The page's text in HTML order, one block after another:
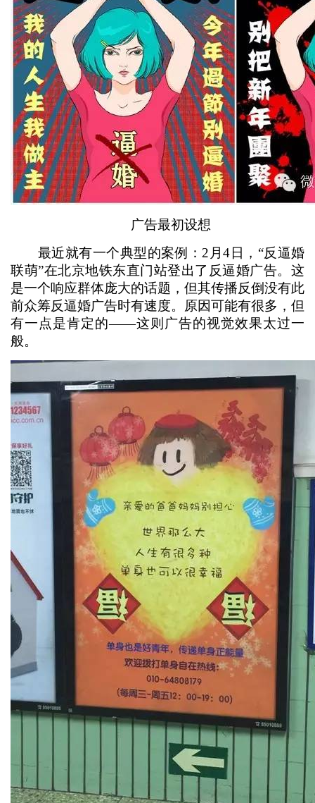
广告最初设想
最近就有一个典型的案例：2月4日，“反逼婚
联萌”在北京地铁东直门站登出了反逼婚广告。这
是一个响应群体庞大的话题，但其传播反倒没有此
前众筹反逼婚广告时有速度。原因可能有很多，但
有一点是肯定的——这则广告的视觉效果太过一
般。